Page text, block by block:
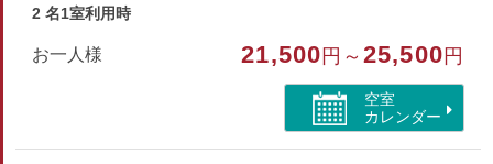
歯ブラシ、使い捨てスリッパ、
顔フォーム、メイク落とし、化粧水、乳液、
部屋種別
2 名1室利用時
お一人様 21,500 円～25,500 円
空室
カレンダー